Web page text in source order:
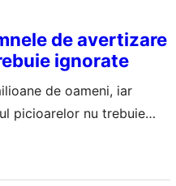
de avertizare
ignorate
de oameni, iar
picioarelor nu trebuie